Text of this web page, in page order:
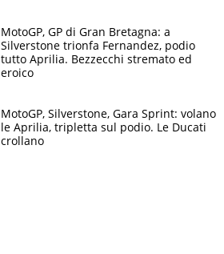
MotoGP, GP di Gran Bretagna: a
Silverstone trionfa Fernandez, podio
tutto Aprilia. Bezzecchi stremato ed
eroico
MotoGP, Silverstone, Gara Sprint: volano
le Aprilia, tripletta sul podio. Le Ducati
crollano